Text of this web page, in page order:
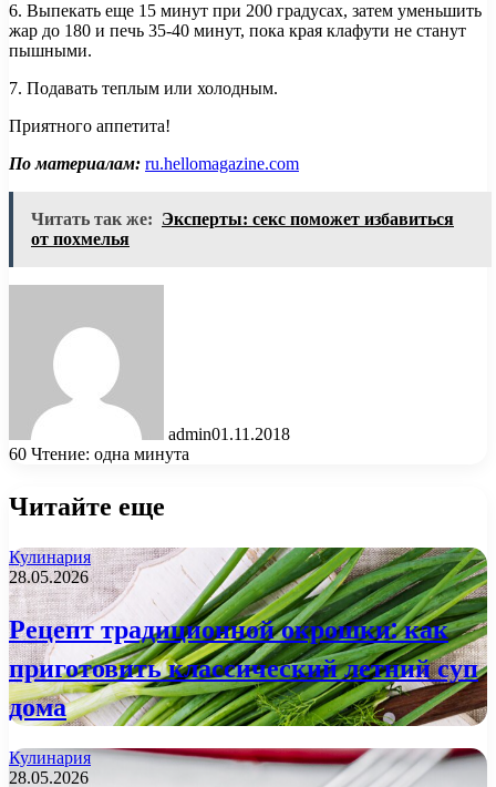
6. Выпекать еще 15 минут при 200 градусах, затем уменьшить
жар до 180 и печь 35-40 минут, пока края клафути не станут
пышными.
7. Подавать теплым или холодным.
Приятного аппетита!
По материалам: ru.hellomagazine.com
Читать так же: Эксперты: секс поможет избавиться
от похмелья
admin01.11.2018
60 Чтение: одна минута
Читайте еще
Кулинария
28.05.2026
Рецепт традиционной окрошки: как
приготовить классический летний суп
дома
Кулинария
28.05.2026